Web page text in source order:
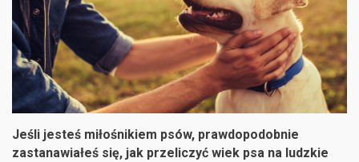
Jeśli jesteś miłośnikiem psów, prawdopodobnie
zastanawiałeś się, jak przeliczyć wiek psa na ludzkie